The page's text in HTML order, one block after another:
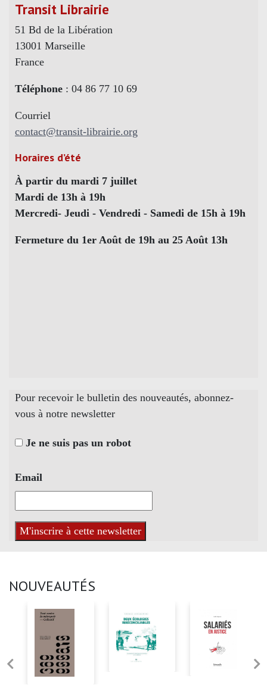
Transit Librairie
51 Bd de la Libération
13001 Marseille
France
Téléphone : 04 86 77 10 69
Courriel
contact@transit-librairie.org
Horaires d’été
À partir du mardi 7 juillet
Mardi de 13h à 19h
Mercredi- Jeudi - Vendredi - Samedi de 15h à 19h
Fermeture du 1er Août de 19h au 25 Août 13h
Pour recevoir le bulletin des nouveautés, abonnez-
vous à notre newsletter
Je ne suis pas un robot
Email
NOUVEAUTÉS